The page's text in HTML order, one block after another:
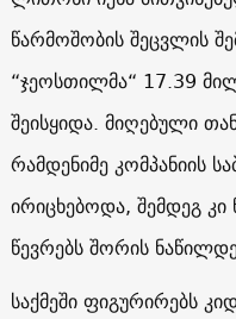
წარმოშობის შეცვლის
“ჯეოსთილმა“ 17.39
შეისყიდა. მიღებული
რამდენიმე კომპანიის
ირიცხებოდა, შემდეგ
წევრებს შორის
საქმეში ფიგურირებს